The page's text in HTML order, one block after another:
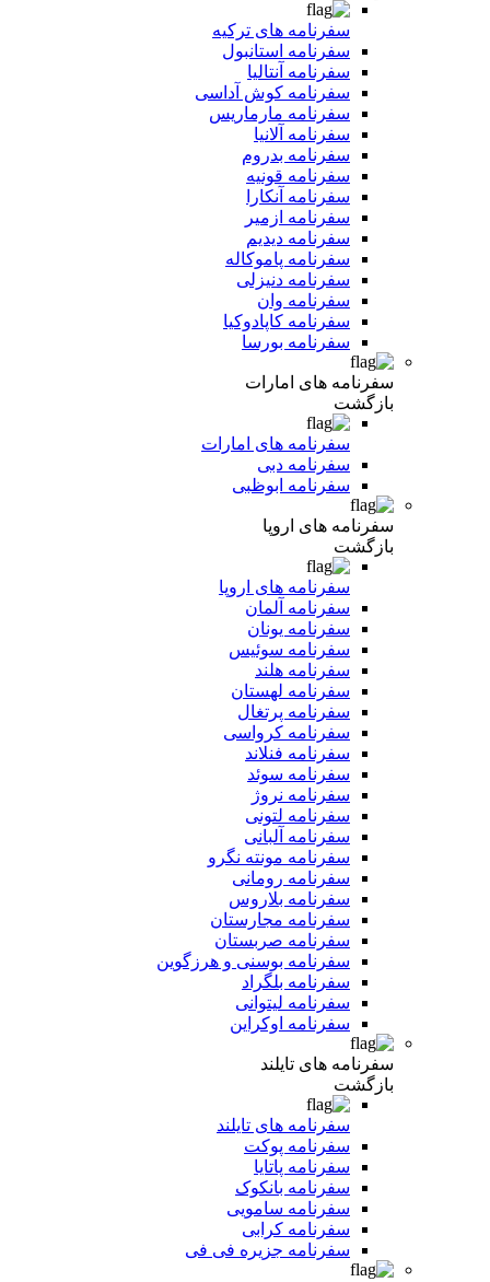
سفرنامه های ترکیه
سفرنامه استانبول
سفرنامه آنتالیا
سفرنامه کوش آداسی
سفرنامه مارماریس
سفرنامه آلانیا
سفرنامه بدروم
سفرنامه قونیه
سفرنامه آنکارا
سفرنامه ازمیر
سفرنامه دیدیم
سفرنامه پاموکاله
سفرنامه دنیزلی
سفرنامه وان
سفرنامه کاپادوکیا
سفرنامه بورسا
سفرنامه های امارات
بازگشت
سفرنامه های امارات
سفرنامه دبی
سفرنامه ابوظبی
سفرنامه های اروپا
بازگشت
سفرنامه های اروپا
سفرنامه آلمان
سفرنامه یونان
سفرنامه سوئیس
سفرنامه هلند
سفرنامه لهستان
سفرنامه پرتغال
سفرنامه کرواسی
سفرنامه فنلاند
سفرنامه سوئد
سفرنامه نروژ
سفرنامه لتونی
سفرنامه آلبانی
سفرنامه مونته نگرو
سفرنامه رومانی
سفرنامه بلاروس
سفرنامه مجارستان
سفرنامه صربستان
سفرنامه بوسنی و هرزگوین
سفرنامه بلگراد
سفرنامه لیتوانی
سفرنامه اوکراین
سفرنامه های تایلند
بازگشت
سفرنامه های تایلند
سفرنامه پوکت
سفرنامه پاتایا
سفرنامه بانکوک
سفرنامه سامویی
سفرنامه کرابی
سفرنامه جزیره فی فی